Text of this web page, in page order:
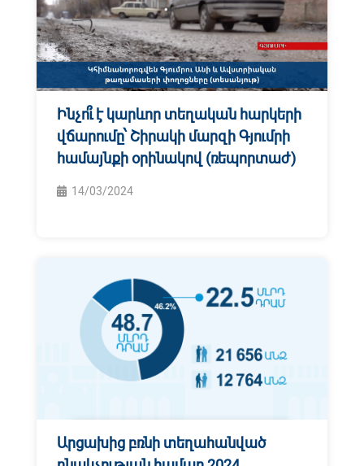
Ինչո՞ւ է կարևոր տեղական հարկերի
վճարումը՝ Շիրակի մարզի Գյումրի
համայնքի օրինակով (ռեպորտաժ)
14/03/2024
Արցախից բռնի տեղահանված